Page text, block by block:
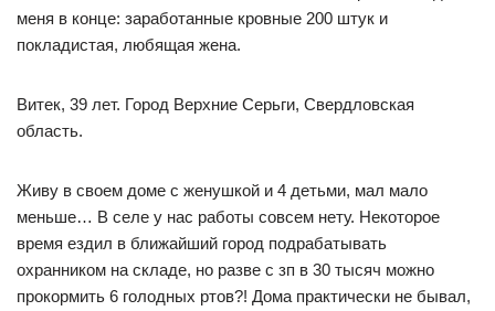
меня в конце: заработанные кровные 200 штук и
покладистая, любящая жена.
Витек, 39 лет. Город Верхние Серьги, Свердловская
область.
Живу в своем доме с женушкой и 4 детьми, мал мало
меньше… В селе у нас работы совсем нету. Некоторое
время ездил в ближайший город подрабатывать
охранником на складе, но разве с зп в 30 тысяч можно
прокормить 6 голодных ртов?! Дома практически не бывал,